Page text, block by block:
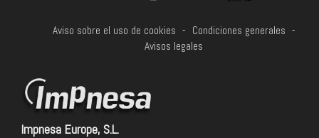
Aviso sobre el uso de cookies - Condiciones generales -
Avisos legales
Impnesa Europe, S.L.